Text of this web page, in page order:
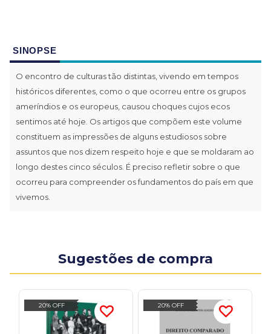
SINOPSE
O encontro de culturas tão distintas, vivendo em tempos
históricos diferentes, como o que ocorreu entre os grupos
ameríndios e os europeus, causou choques cujos ecos
sentimos até hoje. Os artigos que compõem este volume
constituem as impressões de alguns estudiosos sobre
assuntos que nos dizem respeito hoje e que se moldaram ao
longo destes cinco séculos. É preciso refletir sobre o que
ocorreu para compreender os fundamentos do país em que
vivemos.
Sugestões de compra
20% OFF 20% OFF